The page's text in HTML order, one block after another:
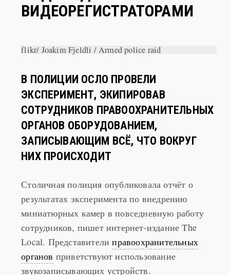
ЭКСПЕРИМЕНТ, ЭКИПИРОВАВ
СОТРУДНИКОВ ПРАВООХРАНИТЕЛЬНЫХ
ОРГАНОВ ОБОРУДОВАНИЕМ,
ЗАПИСЫВАЮЩИМ ВСЁ, ЧТО ВОКРУГ
НИХ ПРОИСХОДИТ
результатах эксперимента по внедрению
миниатюрных камер в повседневную работу
сотрудников, пишет интернет-издание The
Local. Представителиправоохранительных
органовприветствуют использование
звукозаписывающих устройств.